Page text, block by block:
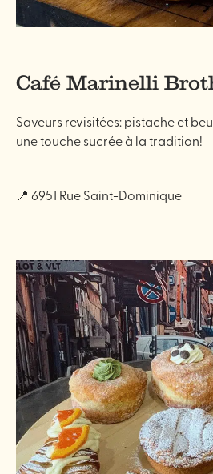
Café Marinelli
Saveurs revisitées: pistache et
une touche sucrée à la tradition!
📍 6951 Rue Saint-Dominique